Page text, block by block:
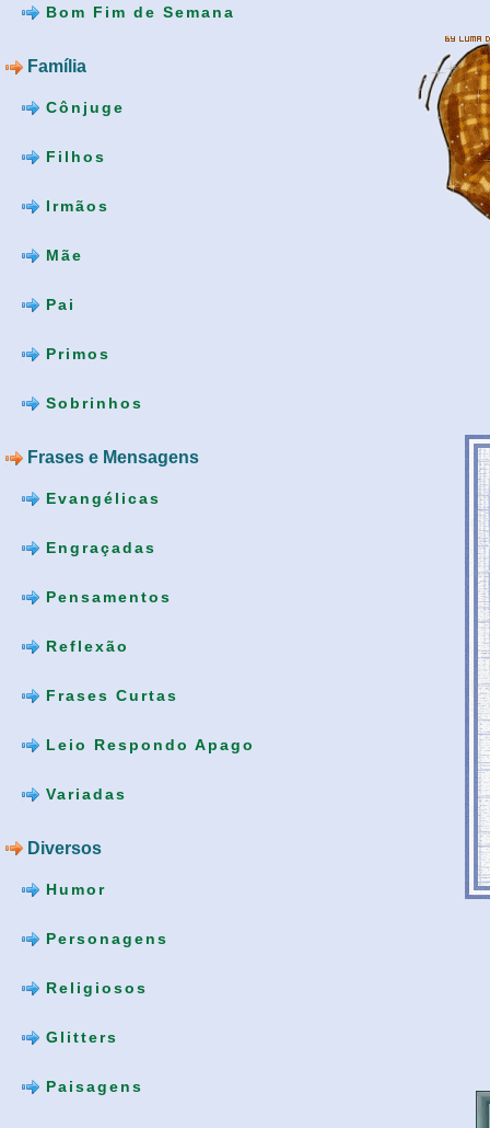
Bom Fim de Semana
Família
Cônjuge
Filhos
Irmãos
Mãe
Pai
Primos
Sobrinhos
Frases e Mensagens
Evangélicas
Engraçadas
Pensamentos
Reflexão
Frases Curtas
Leio Respondo Apago
Variadas
Diversos
Humor
Personagens
Religiosos
Glitters
Paisagens